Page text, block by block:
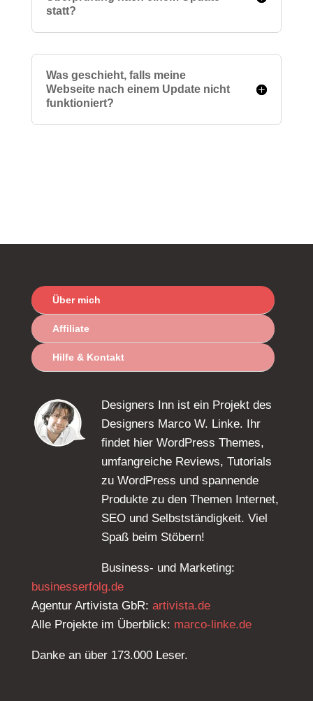
statt?
Was geschieht, falls meine
Webseite nach einem Update nicht
funktioniert?
Über mich
Affiliate
Hilfe & Kontakt
Designers Inn ist ein Projekt des
Designers Marco W. Linke. Ihr
findet hier WordPress Themes,
umfangreiche Reviews, Tutorials
zu WordPress und spannende
Produkte zu den Themen Internet,
SEO und Selbstständigkeit. Viel
Spaß beim Stöbern!
Business- und Marketing:
businesserfolg.de
Agentur Artivista GbR: artivista.de
Alle Projekte im Überblick: marco-linke.de
Danke an über 173.000 Leser.